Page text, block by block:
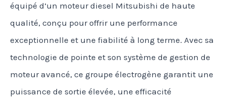
équipé d’un moteur diesel Mitsubishi de haute
qualité, conçu pour offrir une performance
exceptionnelle et une fiabilité à long terme. Avec sa
technologie de pointe et son système de gestion de
moteur avancé, ce groupe électrogène garantit une
puissance de sortie élevée, une efficacité